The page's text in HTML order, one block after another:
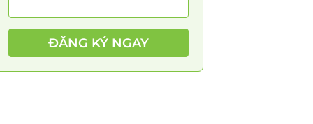
ĐĂNG KÝ NGAY